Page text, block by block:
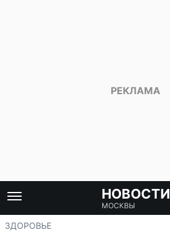
НОВОСТИ
МОСКВЫ
ЗДОРОВЬЕ